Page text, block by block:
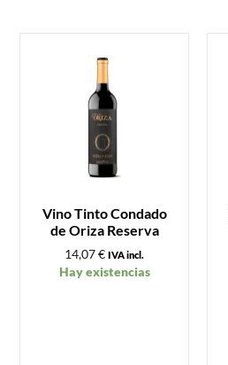
Vino Tinto Condado
de Oriza Reserva
14,07€ IVA incl.
Hay existencias